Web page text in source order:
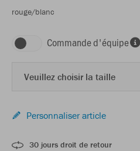
rouge/blanc
Commande d'équipe
Veuillez choisir la taille
Personnaliser article
30 jours droit de retour